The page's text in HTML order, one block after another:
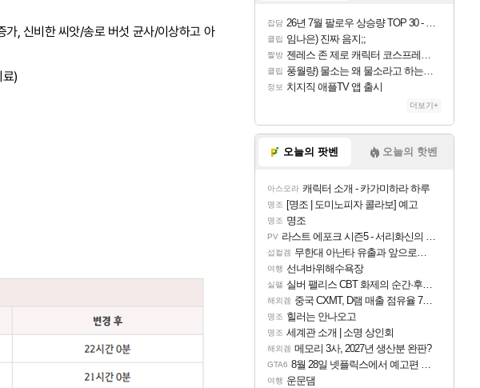
, 신비한 씨앗/송로 버섯 균사/이상하고 아
)
잡담 26년 7월 팔로우 상승량 TOP 30 - 월간 치지직
클립 임나은) 진짜 음지;;
짤방 젠레스 존 제로 캐릭터 코스프레한 꽁주
클립 풍월량) 물소는 왜 물소라고 하는거야? 아! 그만 ㅋㅋ
정보 치지직 애플TV 앱 출시
더보기+
오늘의 팟벤 오늘의 핫벤
아스오라 캐릭터 소개 - 카가미하라 하루
명조 [명조 | 도미노피자 콜라보] 예고
명조 명조
PV 라스트 에포크 시즌5 - 서리화신의 분노 티저
섭컬겜 무한대 아난타 유출과 앞으로의 예상 (루머)
여행 선녀바위해수욕장
실팰 실버 팰리스 CBT 화제의 순간·후기 모음
해외겜 중국 CXMT, D램 매출 점유율 7%…글로벌 4위로 부상
명조 힐러는 안나오고
명조 세계관 소개 | 소명 상인회
해외겜 메모리 3사, 2027년 생산분 완판?
GTA6 8월 28일 넷플릭스에서 예고편 공개 예정
여행 운문댐